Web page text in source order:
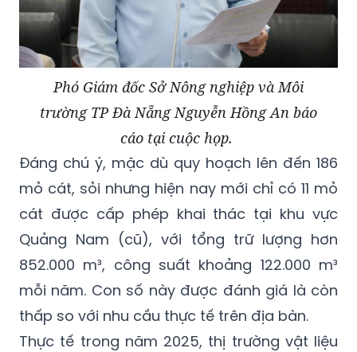
Phó Giám đốc Sở Nông nghiệp và Môi
trường TP Đà Nẵng Nguyễn Hồng An báo
cáo tại cuộc họp.
Đáng chú ý, mặc dù quy hoạch lên đến 186
mỏ cát, sỏi nhưng hiện nay mới chỉ có 11 mỏ
cát được cấp phép khai thác tại khu vực
Quảng Nam (cũ), với tổng trữ lượng hơn
852.000 m³, công suất khoảng 122.000 m³
mỗi năm. Con số này được đánh giá là còn
thấp so với nhu cầu thực tế trên địa bàn.
Thực tế trong năm 2025, thị trường vật liệu